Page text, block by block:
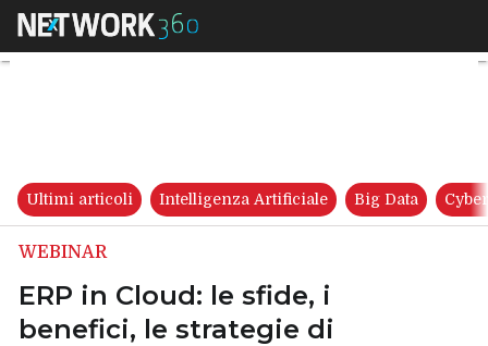
ERP in Cloud: le sfide, i
Ultimi articoli Intelligenza Artificiale Big Data
WEBINAR
ERP in Cloud: le sfide, i
benefici, le strategie di